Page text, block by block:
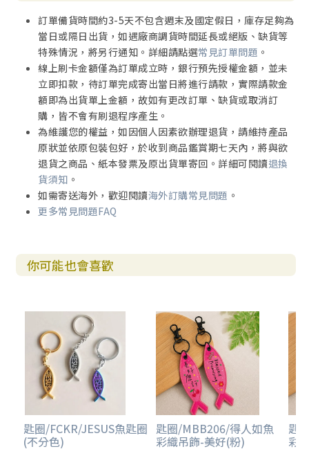
訂單備貨時間約3-5天不包含週末及國定假日，庫存足夠為
當日或隔日出貨，如遇廠商調貨時間延長或絕版、缺貨等
特殊情況，將另行通知。詳細請點選常見訂單問題 。
線上刷卡金額僅為訂單成立時，銀行預先授權金額，並未
立即扣款，待訂單完成寄出當日將進行請款，實際請款金
額即為出貨單上金額，故如有更改訂單、缺貨或取消訂
購，皆不會有刷退程序產生。
為維護您的權益，如因個人因素欲辦理退貨，請維持產品
原狀並依原包裝包好，於收到商品鑑賞期七天內，將與欲
退貨之商品、紙本發票及原出貨單寄回。詳細可閱讀退換
貨須知 。
如需寄送海外，歡迎閱讀海外訂購常見問題 。
更多常見問題FAQ
你可能也會喜歡
匙圈/FCKR/JESUS魚匙圈
(不分色)
匙圈/MBB206/得人如魚
彩織吊飾-美好(粉)
匙
彩